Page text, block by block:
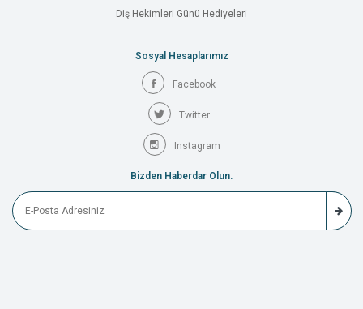
Diş Hekimleri Günü Hediyeleri
Sosyal Hesaplarımız
Facebook
Twitter
Instagram
Bizden Haberdar Olun.